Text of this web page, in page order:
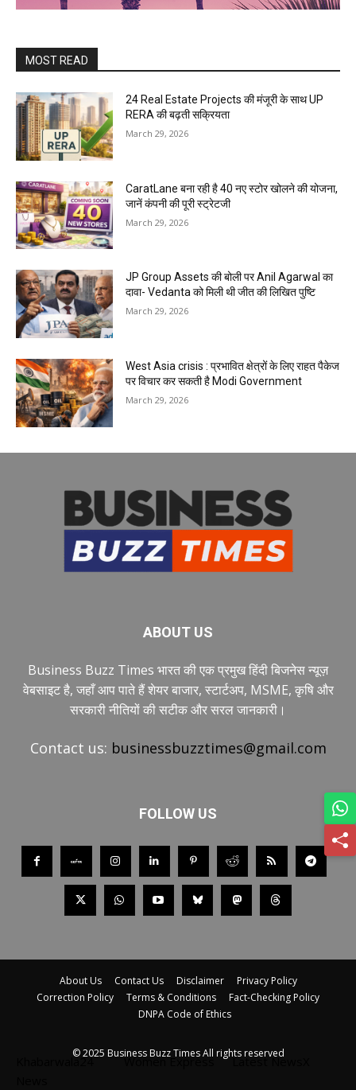
MOST READ
24 Real Estate Projects की मंजूरी के साथ UP
RERA की बढ़ती सक्रियता
March 29, 2026
CaratLane बना रही है 40 नए स्टोर खोलने की योजना,
जानें कंपनी की पूरी स्ट्रेटजी
March 29, 2026
JP Group Assets की बोली पर Anil Agarwal का
दावा- Vedanta को मिली थी जीत की लिखित पुष्टि
March 29, 2026
West Asia crisis : प्रभावित क्षेत्रों के लिए राहत पैकेज
पर विचार कर सकती है Modi Government
March 29, 2026
ABOUT US
Business Buzz Times भारत की एक प्रमुख हिंदी बिजनेस न्यूज़
वेबसाइट है, जहाँ आप पाते हैं शेयर बाजार, स्टार्टअप, MSME, कृषि और
सरकारी नीतियों की सटीक और सरल जानकारी।
Contact us: businessbuzztimes@gmail.com
FOLLOW US
About Us Contact Us Disclaimer
Privacy Policy
Correction Policy
Terms & Conditions
Fact-Checking Policy
DNPA Code of Ethics
© 2025 Business Buzz Times All rights reserved
Khabarwala24
Women Express Latest NewsX